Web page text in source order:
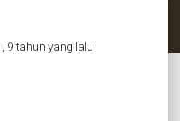
, 9 tahun yang lalu